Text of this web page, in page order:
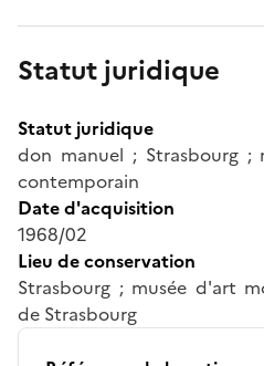
Statut juridique
Statut juridique
don manuel ; Strasbourg ;
contemporain
Date d'acquisition
1968/02
Lieu de conservation
Strasbourg ; musée d'art
de Strasbourg